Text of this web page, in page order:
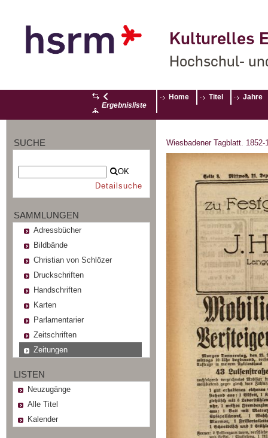
Kulturelles
Hochschul-
Ergebnisliste
Home Titel Jahre
SUCHE
OK
Detailsuche
SAMMLUNGEN
Adressbücher
Bildbände
Christian von Schlözer
Druckschriften
Handschriften
Karten
Parlamentarier
Zeitschriften
Zeitungen
LISTEN
Neuzugänge
Alle Titel
Kalender
Wiesbadener Tagblatt. 1852-